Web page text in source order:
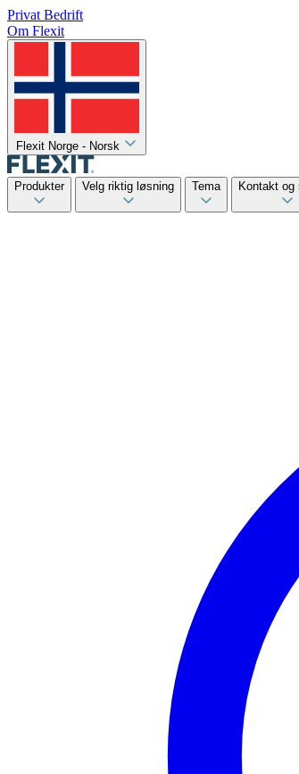
Privat Bedrift
Om Flexit
Flexit Norge - Norsk
Produkter Velg riktig løsning Tema Kontakt og